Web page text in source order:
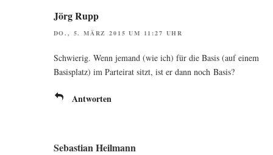
Jörg Rupp
DO., 5. MÄRZ 2015 UM 11:27 UHR
Schwie­rig. Wenn jemand (wie ich) für die Basis (auf einem
Basis­platz) im Par­tei­rat sitzt, ist er dann noch Basis?
Antworten
Sebastian Heilmann